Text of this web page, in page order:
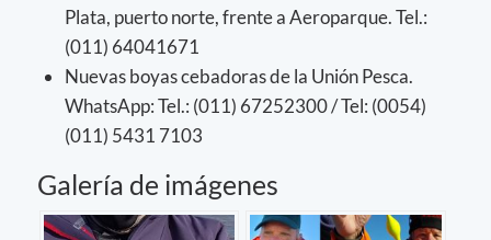
Plata, puerto norte, frente a Aeroparque. Tel.:
(011) 64041671
Nuevas boyas cebadoras de la Unión Pesca.
WhatsApp: Tel.: (011) 67252300 / Tel: (0054)
(011) 5431 7103
Galería de imágenes